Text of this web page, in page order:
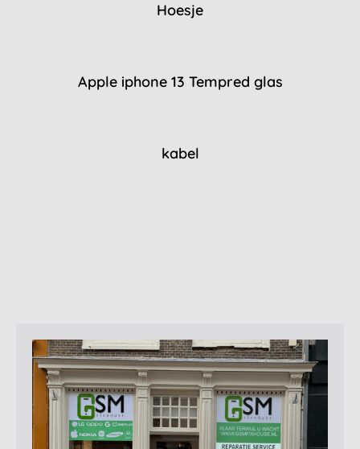
Hoesje
Apple iphone 13 Tempred glas
kabel